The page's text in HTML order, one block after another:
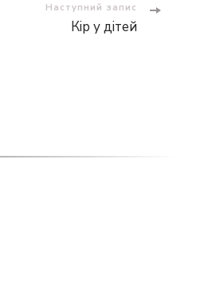
Наступний запис
Кір у дітей